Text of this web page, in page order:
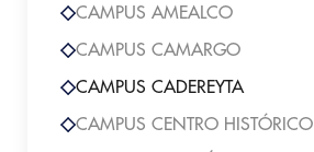
CAMPUS AMEALCO
CAMPUS CAMARGO
CAMPUS CADEREYTA
CAMPUS CENTRO HISTÓRICO